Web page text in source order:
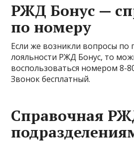
РЖД Бонус —
по номеру
Если же возникли вопросы по
лояльности РЖД Бонус, то
воспользоваться номером 8-
Звонок бесплатный.
Справочная